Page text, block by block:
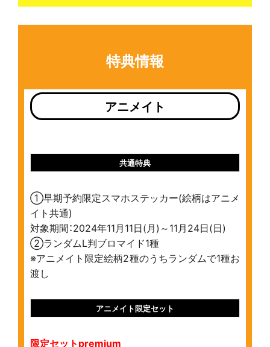
特典情報
アニメイト
共通特典
①早期予約限定スマホステッカー(絵柄はアニメ
イト共通)
対象期間：2024年11月11日(月)～11月24日(日)
②ランダムL判ブロマイド1種
※アニメイト限定絵柄2種のうちランダムで1種お
渡し
アニメイト限定セット
限定セットpremium